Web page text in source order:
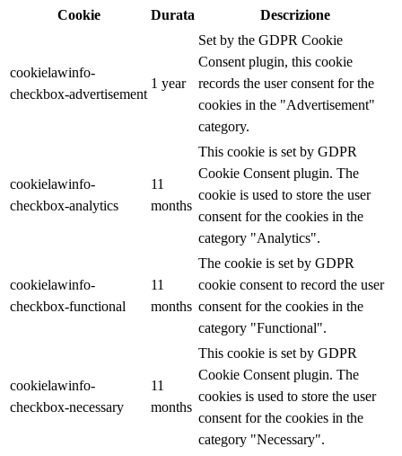
Cookie
Durata Descrizione
cookielawinfo-
checkbox-advertisement
1 year
Set by the GDPR Cookie
Consent plugin, this cookie
records the user consent for the
cookies in the "Advertisement"
category.
cookielawinfo-
checkbox-analytics
11
months
This cookie is set by GDPR
Cookie Consent plugin. The
cookie is used to store the user
consent for the cookies in the
category "Analytics".
cookielawinfo-
checkbox-functional
11
months
The cookie is set by GDPR
cookie consent to record the user
consent for the cookies in the
category "Functional".
cookielawinfo-
checkbox-necessary
11
months
This cookie is set by GDPR
Cookie Consent plugin. The
cookies is used to store the user
consent for the cookies in the
category "Necessary".